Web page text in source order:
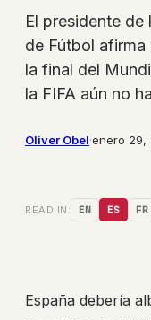
El presidente de
de Fútbol afirma
la final del
la FIFA aún no
Oliver Obel·enero 29,
READ IN: EN ES FR
España debería